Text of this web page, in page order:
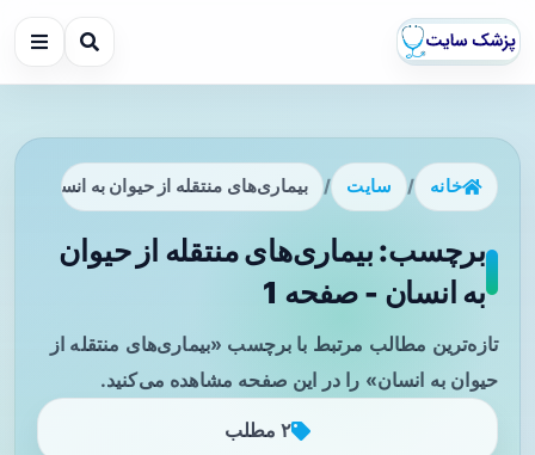
خانه / سایت / بیماری‌های منتقله از حیوان به انسان
برچسب: بیماری‌های منتقله از حیوان
به انسان - صفحه 1
تازه‌ترین مطالب مرتبط با برچسب «بیماری‌های منتقله از
حیوان به انسان» را در این صفحه مشاهده می‌کنید.
۲ مطلب